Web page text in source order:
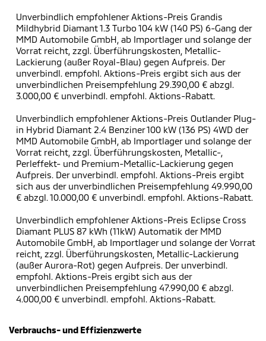
Unverbindlich empfohlener Aktions-Preis Grandis
Mildhybrid Diamant 1.3 Turbo 104 kW (140 PS) 6-Gang der
MMD Automobile GmbH, ab Importlager und solange der
Vorrat reicht, zzgl. Überführungskosten, Metallic-
Lackierung (außer Royal-Blau) gegen Aufpreis. Der
unverbindl. empfohl. Aktions-Preis ergibt sich aus der
unverbindlichen Preisempfehlung 29.390,00 € abzgl.
3.000,00 € unverbindl. empfohl. Aktions-Rabatt.
Unverbindlich empfohlener Aktions-Preis Outlander Plug-
in Hybrid Diamant 2.4 Benziner 100 kW (136 PS) 4WD der
MMD Automobile GmbH, ab Importlager und solange der
Vorrat reicht, zzgl. Überführungskosten, Metallic-,
Perleffekt- und Premium-Metallic-Lackierung gegen
Aufpreis. Der unverbindl. empfohl. Aktions-Preis ergibt
sich aus der unverbindlichen Preisempfehlung 49.990,00
€ abzgl. 10.000,00 € unverbindl. empfohl. Aktions-Rabatt.
Unverbindlich empfohlener Aktions-Preis Eclipse Cross
Diamant PLUS 87 kWh (11kW) Automatik der MMD
Automobile GmbH, ab Importlager und solange der Vorrat
reicht, zzgl. Überführungskosten, Metallic-Lackierung
(außer Aurora-Rot) gegen Aufpreis. Der unverbindl.
empfohl. Aktions-Preis ergibt sich aus der
unverbindlichen Preisempfehlung 47.990,00 € abzgl.
4.000,00 € unverbindl. empfohl. Aktions-Rabatt.
Verbrauchs- und Effizienzwerte